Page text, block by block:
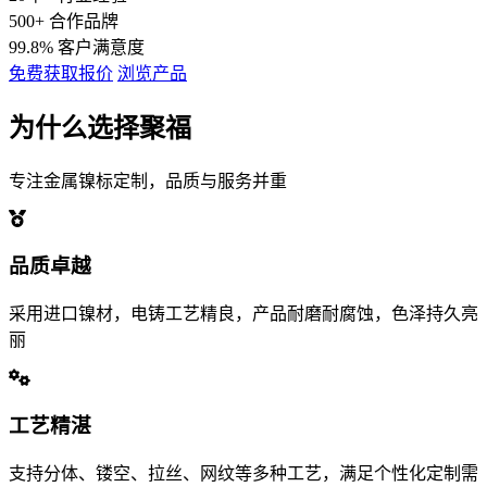
500+ 合作品牌
99.8% 客户满意度
免费获取报价 浏览产品
为什么选择聚福
专注金属镍标定制，品质与服务并重
品质卓越
采用进口镍材，电铸工艺精良，产品耐磨耐腐蚀，色泽持久亮
丽
工艺精湛
支持分体、镂空、拉丝、网纹等多种工艺，满足个性化定制需